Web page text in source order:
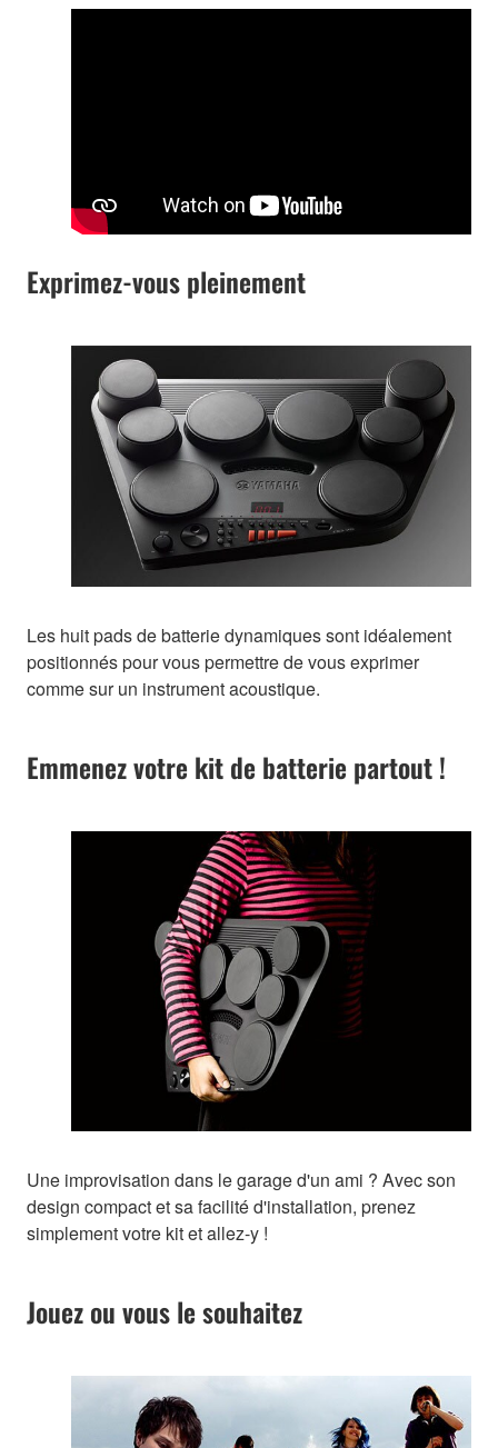
Exprimez-vous pleinement
Les huit pads de batterie dynamiques sont idéalement
positionnés pour vous permettre de vous exprimer
comme sur un instrument acoustique.
Emmenez votre kit de batterie partout !
Une improvisation dans le garage d'un ami ? Avec son
design compact et sa facilité d'installation, prenez
simplement votre kit et allez-y !
Jouez ou vous le souhaitez